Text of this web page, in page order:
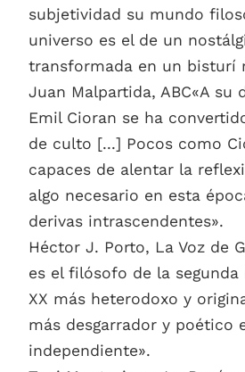
subjetividad su mundo
universo es el de un
transformada en un bisturí
Juan Malpartida, ABC«A su
Emil Cioran se ha
de culto [...] Pocos como
capaces de alentar la
algo necesario en esta
derivas intrascendentes».
Héctor J. Porto, La Voz de
es el filósofo de la
XX más heterodoxo y
más desgarrador y poético
independiente».